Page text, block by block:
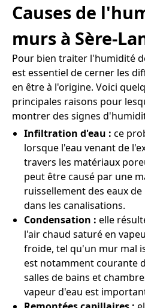
Causes de
murs à Sère-
Pour bien traiter l'humidité
est essentiel de cerner les
en être à l'origine. Voici
principales raisons pour
montrer des signes
Infiltration d'eau : ce
lorsque l'eau venant de
travers les matériaux
peut être causé par une
ruissellement des eaux
dans les canalisations.
Condensation : elle
l'air chaud saturé en
froide, tel qu'un mur mal
est notamment courante
salles de bains et
vapeur d'eau est